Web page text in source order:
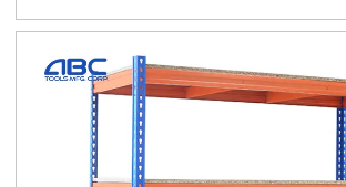
transferência rack sem